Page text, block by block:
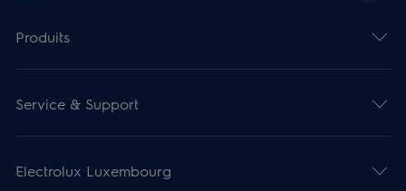
Produits
Service & Support
Electrolux Luxembourg